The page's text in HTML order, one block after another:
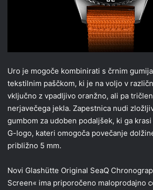
Uro je mogoče kombinirati s črnim
tekstilnim paščkom, ki je na voljo v
vključno z vpadljivo oranžno, ali pa
nerjavečega jekla. Zapestnica nudi
gumbom za udoben podaljšek, ki ga
G-logo, kateri omogoča povečanje
približno 5 mm.
Novi Glashütte Original SeaQ
Screen« ima priporočeno maloprodajno